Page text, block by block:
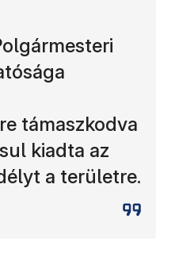
támaszkodva
kiadta az
a területre.